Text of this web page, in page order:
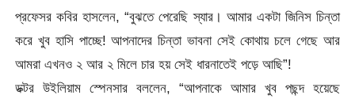
প্রফেসর কবির হাসলেন, “বুঝতে পেরেছি স্যার। আমার একটা জিনিস চিন্তা
করে খুব হাসি পাচ্ছে! আপনাদের চিন্তা ভাবনা সেই কোথায় চলে গেছে আর
আমরা এখনও ২ আর ২ মিলে চার হয় সেই ধারনাতেই পড়ে আছি”!
ডক্টর উইলিয়াম স্পেনসার বললেন, “আপনাকে আমার খুব পছন্দ হয়েছে